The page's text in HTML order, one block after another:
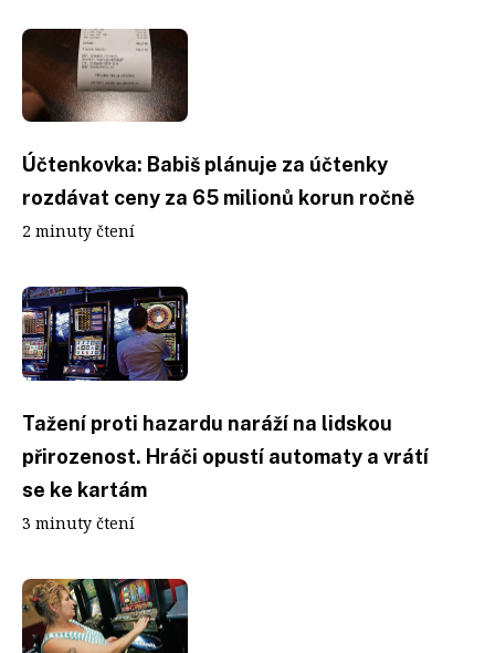
Účtenkovka: Babiš plánuje za účtenky
rozdávat ceny za 65 milionů korun ročně
2 minuty čtení
Tažení proti hazardu naráží na lidskou
přirozenost. Hráči opustí automaty a vrátí
se ke kartám
3 minuty čtení